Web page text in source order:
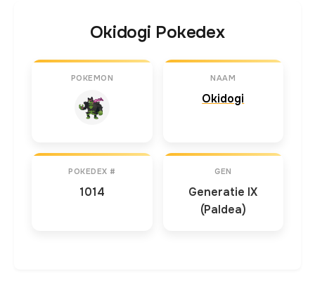
Okidogi Pokedex
POKEMON NAAM
Okidogi
POKEDEX #
1014
GEN
Generatie IX
(Paldea)